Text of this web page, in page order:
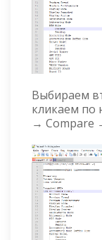
Выбираем
кликаем по
→ Compare